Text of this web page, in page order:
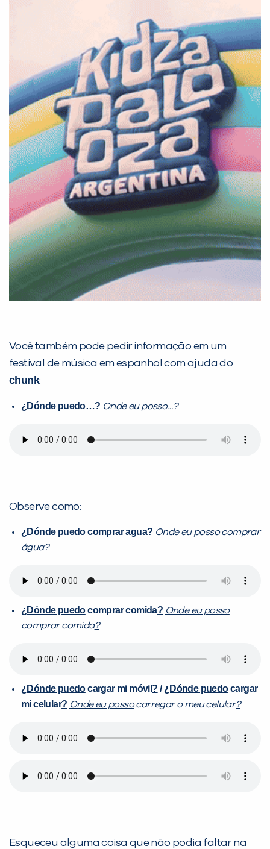
Você também pode pedir informação em um
festival de música em espanhol com ajuda do
chunk:
¿Dónde puedo…? Onde eu posso…?
Observe como:
¿Dónde puedocomprar agua? Onde eu possocomprar
água?
¿Dónde puedocomprar comida? Onde eu posso
comprar comida?
¿Dónde puedocargar mi móvil ? /¿Dónde puedocargar
mi celular? Onde eu possocarregar o meu celular?
Esqueceu alguma coisa que não podia faltar na